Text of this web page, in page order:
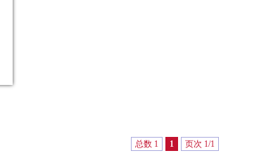
总数 1 1 页次 1/1